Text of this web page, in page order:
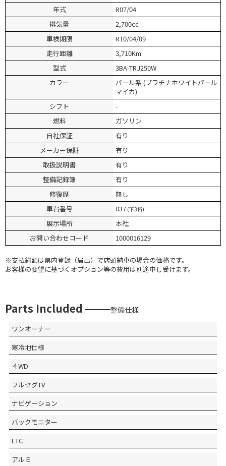
年式
R07/04
排気量
2,700cc
車検期限
R10/04/09
走行距離
3,710Km
型式
3BA-TRJ250W
カラー
パール系 (プラチナホワイトパール
マイカ)
シフト
-
燃料
ガソリン
自社保証
有り
メーカー保証
有り
取扱説明書
有り
整備記録簿
有り
修復歴
無し
車台番号
037 (下3桁)
展示場所
本社
お問い合わせコード
1000016129
※⽀払総額は県内登録（届出）で店頭納⾞の場合の価格です。
お客様の要望に基づくオプション等の費⽤は別途申し受けます。
Parts Included 整備仕様
ワンオーナー
寒冷地仕様
４WD
フルセグTV
ナビゲーション
バックモニター
ETC
アルミ